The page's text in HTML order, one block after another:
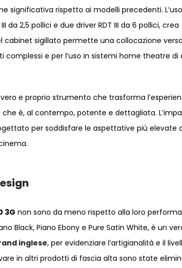
significativa rispetto ai modelli precedenti. L’uso
da 2,5 pollici e due driver RDT III da 6 pollici, crea
cabinet sigillato permette una collocazione
e per l’uso in sistemi home theatre di
e proprio strumento che trasforma
che è, al contempo, potente e dettagliata.
per soddisfare le aspettative più elevate
3G non sono da meno rispetto alla loro
Black, Piano Ebony e Pure Satin White, è un
inglese, per evidenziare l’artigianalità e il
in altri prodotti di fascia alta sono state